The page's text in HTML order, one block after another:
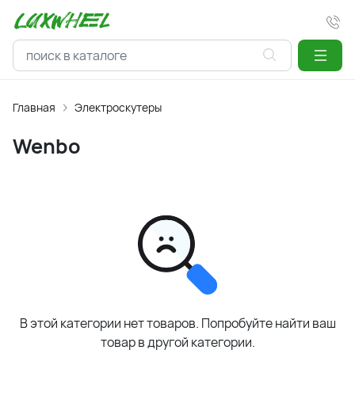
Главная Электроскутеры
Wenbo
В этой категории нет товаров. Попробуйте найти ваш
товар в другой категории.